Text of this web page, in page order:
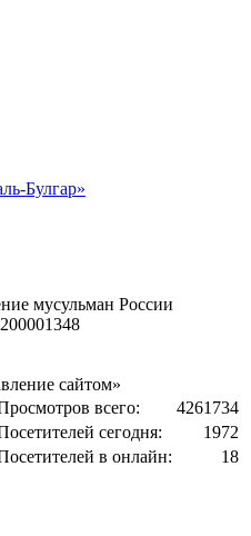
Булгар»
мусульман России
сайтом»
всего:
4261734
сегодня:
1972
в онлайн:
18